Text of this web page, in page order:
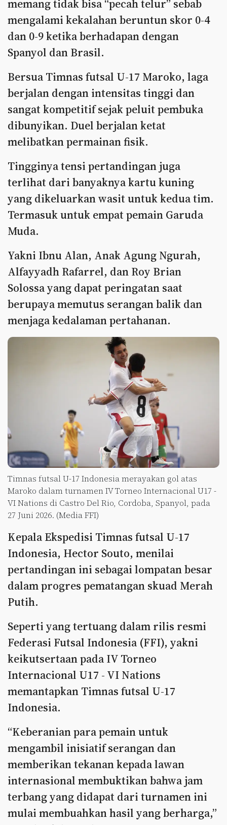
memang tidak bisa “pecah telur” sebab
mengalami kekalahan beruntun skor 0-4
dan 0-9 ketika berhadapan dengan
Spanyol dan Brasil.
Bersua Timnas futsal U-17 Maroko, laga
berjalan dengan intensitas tinggi dan
sangat kompetitif sejak peluit pembuka
dibunyikan. Duel berjalan ketat
melibatkan permainan fisik.
Tingginya tensi pertandingan juga
terlihat dari banyaknya kartu kuning
yang dikeluarkan wasit untuk kedua tim.
Termasuk untuk empat pemain Garuda
Muda.
Yakni Ibnu Alan, Anak Agung Ngurah,
Alfayyadh Rafarrel, dan Roy Brian
Solossa yang dapat peringatan saat
berupaya memutus serangan balik dan
menjaga kedalaman pertahanan.
Timnas futsal U-17 Indonesia merayakan gol atas
Maroko dalam turnamen IV Torneo Internacional U17 -
VI Nations di Castro Del Rio, Cordoba, Spanyol, pada
27 Juni 2026. (Media FFI)
Kepala Ekspedisi Timnas futsal U-17
Indonesia, Hector Souto, menilai
pertandingan ini sebagai lompatan besar
dalam progres pematangan skuad Merah
Putih.
Seperti yang tertuang dalam rilis resmi
Federasi Futsal Indonesia (FFI), yakni
keikutsertaan pada IV Torneo
Internacional U17 - VI Nations
memantapkan Timnas futsal U-17
Indonesia.
“Keberanian para pemain untuk
mengambil inisiatif serangan dan
memberikan tekanan kepada lawan
internasional membuktikan bahwa jam
terbang yang didapat dari turnamen ini
mulai membuahkan hasil yang berharga,”